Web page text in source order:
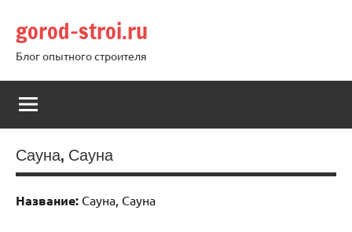
содержимому
gorod-stroi.ru
Блог опытного строителя
Сауна, Сауна
Название: Сауна, Сауна